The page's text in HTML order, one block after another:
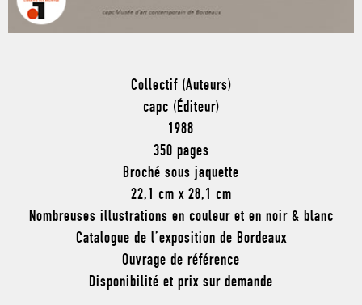
Collectif (Auteurs)
capc (Éditeur)
1988
350 pages
Broché sous jaquette
22,1 cm x 28,1 cm
Nombreuses illustrations en couleur et en noir & blanc
Catalogue de l’exposition de Bordeaux
Ouvrage de référence
Disponibilité et prix sur demande